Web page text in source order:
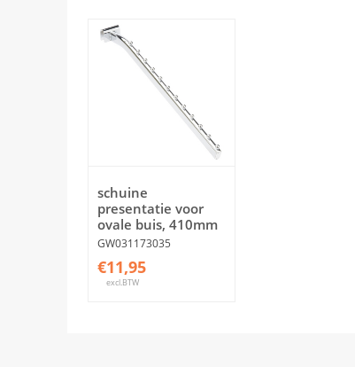
schuine
presentatie voor
ovale buis, 410mm
GW031173035
€11,95
excl.BTW